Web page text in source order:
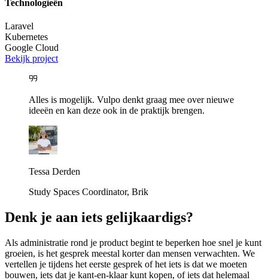
Technologieën
Laravel
Kubernetes
Google Cloud
Bekijk project
Alles is mogelijk. Vulpo denkt graag mee over nieuwe
ideeën en kan deze ook in de praktijk brengen.
Tessa Derden
Study Spaces Coordinator, Brik
Denk je aan iets gelijkaardigs?
Als administratie rond je product begint te beperken hoe snel je kunt
groeien, is het gesprek meestal korter dan mensen verwachten. We
vertellen je tijdens het eerste gesprek of het iets is dat we moeten
bouwen, iets dat je kant-en-klaar kunt kopen, of iets dat helemaal